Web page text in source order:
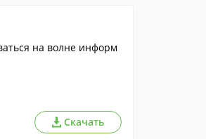
на волне информ
Скачать